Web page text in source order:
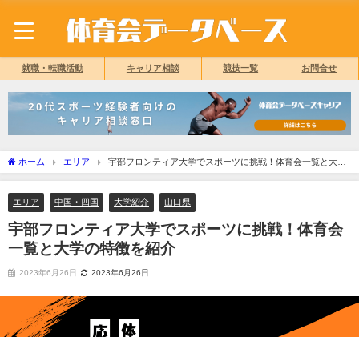
就職・転職活動 キャリア相談 競技一覧 お問合せ
ホーム エリア
宇部フロンティア大学でスポーツに挑戦！体育会一覧と大学
の特徴を紹介
エリア 中国・四国 大学紹介 山口県
宇部フロンティア大学でスポーツに挑戦！体育会
一覧と大学の特徴を紹介
2023年6月26日 2023年6月26日